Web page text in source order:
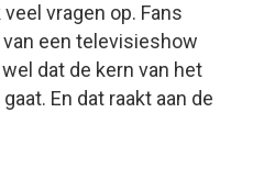
vragen op. Fans
een televisieshow
dat de kern van het
En dat raakt aan de